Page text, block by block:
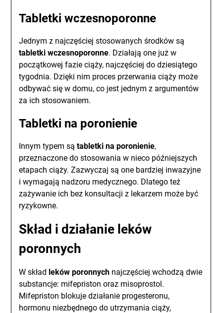
Tabletki wczesnoporonne
Jednym z najczęściej stosowanych środków są
tabletki wczesnoporonne. Działają one już w
początkowej fazie ciąży, najczęściej do dziesiątego
tygodnia. Dzięki nim proces przerwania ciąży może
odbywać się w domu, co jest jednym z argumentów
za ich stosowaniem.
Tabletki na poronienie
Innym typem sątabletki na poronienie,
przeznaczone do stosowania w nieco późniejszych
etapach ciąży. Zazwyczaj są one bardziej inwazyjne
i wymagają nadzoru medycznego. Dlatego też
zażywanie ich bez konsultacji z lekarzem może być
ryzykowne.
Skład i działanie leków
poronnych
W skład leków poronnych najczęściej wchodzą dwie
substancje: mifepriston oraz misoprostol.
Mifepriston blokuje działanie progesteronu,
hormonu niezbędnego do utrzymania ciąży,